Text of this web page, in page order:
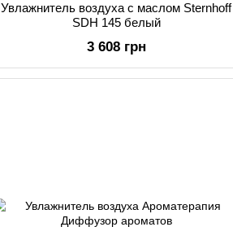
Увлажнитель воздуха с маслом Sternhoff
SDH 145 белый
3 608 грн